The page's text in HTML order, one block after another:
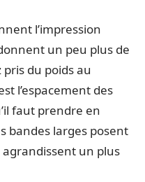
l’impression
un peu plus de
du poids au
l’espacement des
faut prendre en
bandes larges posent
un plus